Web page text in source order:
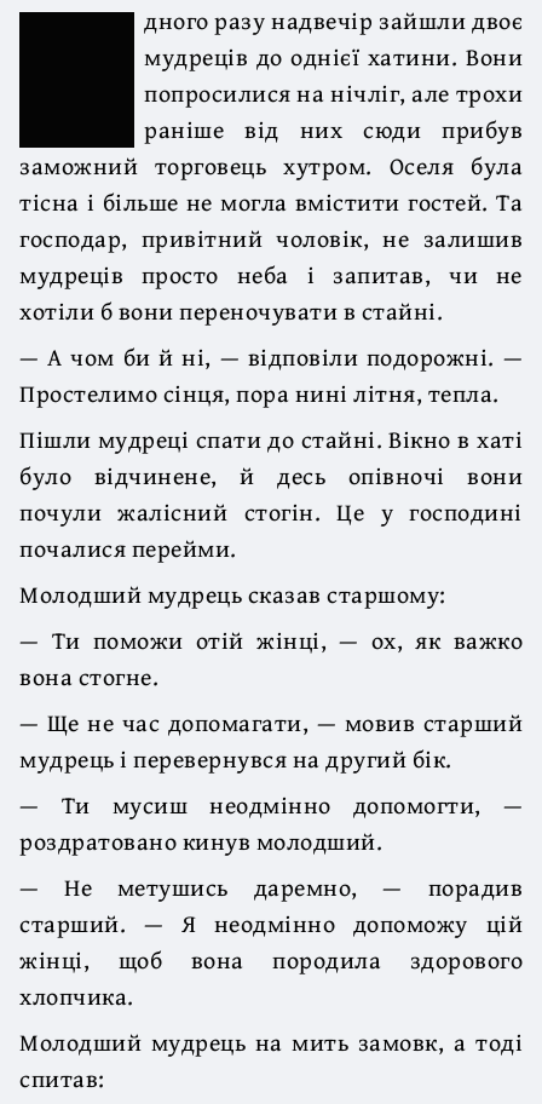
дного разу надвечір зайшли двоє
мудреців до однієї хатини. Вони
попросилися на нічліг, але трохи
раніше від них сюди прибув
заможний торговець хутром. Оселя була
тісна і більше не могла вмі­стити гостей. Та
господар, привітний чоловік, не залишив
мудреців просто неба і запитав, чи не
хотіли б вони переночувати в стайні.
— А чом би й ні, — відповіли подорожні. —
Простелимо сінця, пора нині літня, тепла.
Пішли мудреці спати до стайні. Вікно в хаті
було відчинене, й десь опівночі вони
почули жалісний стогін. Це у господині
почалися перейми.
Молодший мудрець сказав старшому:
— Ти поможи отій жінці, — ох, як важко
вона стогне.
— Ще не час допомагати, — мовив старший
мудрець і перевернувся на другий бік.
— Ти мусиш неодмінно допомогти, —
роздратовано кинув молодший.
— Не метушись даремно, — порадив
старший. — Я неодмінно допоможу цій
жінці, щоб вона породила здорового
хлопчика.
Молодший мудрець на мить замовк, а тоді
спитав: